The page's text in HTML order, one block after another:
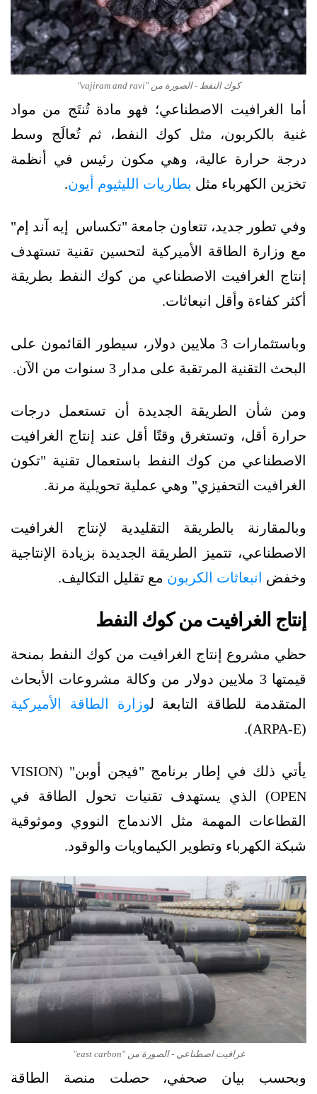
كوك النفط - الصورة من "vajiram and ravi"
أما الغرافيت الاصطناعي؛ فهو مادة تُنتَج من مواد
غنية بالكربون، مثل كوك النفط، ثم تُعالَج وسط
درجة حرارة عالية، وهي مكون رئيس في أنظمة
تخزين الكهرباء مثل بطاريات الليثيوم أيون.
وفي تطور جديد، تتعاون جامعة "تكساس إيه آند إم"
مع وزارة الطاقة الأميركية لتحسين تقنية تستهدف
إنتاج الغرافيت الاصطناعي من كوك النفط بطريقة
أكثر كفاءة وأقل انبعاثات.
وباستثمارات 3 ملايين دولار، سيطور القائمون على
البحث التقنية المرتقبة على مدار 3 سنوات من الآن.
ومن شأن الطريقة الجديدة أن تستعمل درجات
حرارة أقل، وتستغرق وقتًا أقل عند إنتاج الغرافيت
الاصطناعي من كوك النفط باستعمال تقنية "تكون
الغرافيت التحفيزي" وهي عملية تحويلية مرنة.
وبالمقارنة بالطريقة التقليدية لإنتاج الغرافيت
الاصطناعي، تتميز الطريقة الجديدة بزيادة الإنتاجية
وخفض انبعاثات الكربون مع تقليل التكاليف.
إنتاج الغرافيت من كوك النفط
حظي مشروع إنتاج الغرافيت من كوك النفط بمنحة
قيمتها 3 ملايين دولار من وكالة مشروعات الأبحاث
المتقدمة للطاقة التابعة لوزارة الطاقة الأميركية
(ARPA-E).
يأتي ذلك في إطار برنامج "فيجن أوبن" (VISION
OPEN) الذي يستهدف تقنيات تحول الطاقة في
القطاعات المهمة مثل الاندماج النووي وموثوقية
شبكة الكهرباء وتطوير الكيماويات والوقود.
غرافيت اصطناعي - الصورة من "east carbon"
وبحسب بيان صحفي، حصلت منصة الطاقة